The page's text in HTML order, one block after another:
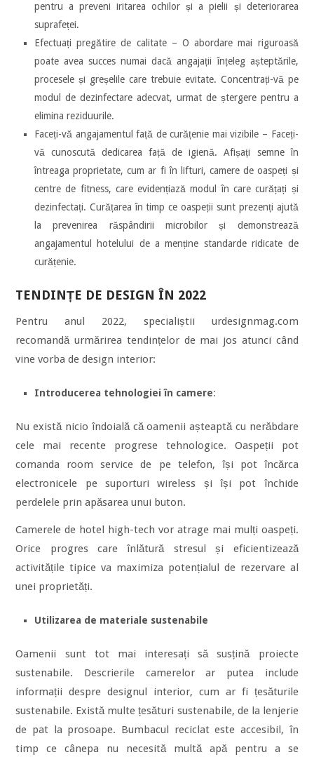
pentru a preveni iritarea ochilor și a pielii și deteriorarea
suprafeței.
Efectuați pregătire de calitate – O abordare mai riguroasă
poate avea succes numai dacă angajații înțeleg așteptările,
procesele și greșelile care trebuie evitate. Concentrați-vă pe
modul de dezinfectare adecvat, urmat de ștergere pentru a
elimina reziduurile.
Faceți-vă angajamentul față de curățenie mai vizibile – Faceți-
vă cunoscută dedicarea față de igienă. Afișați semne în
întreaga proprietate, cum ar fi în lifturi, camere de oaspeți și
centre de fitness, care evidențiază modul în care curățați și
dezinfectați. Curățarea în timp ce oaspeții sunt prezenți ajută
la prevenirea răspândirii microbilor și demonstrează
angajamentul hotelului de a menține standarde ridicate de
curățenie.
TENDINȚE DE DESIGN ÎN 2022
Pentru anul 2022, specialiștii urdesignmag.com
recomandă urmărirea tendințelor de mai jos atunci când
vine vorba de design interior:
Introducerea tehnologiei în camere:
Nu există nicio îndoială că oamenii așteaptă cu nerăbdare
cele mai recente progrese tehnologice. Oaspeții pot
comanda room service de pe telefon, își pot încărca
electronicele pe suporturi wireless și își pot închide
perdelele prin apăsarea unui buton.
Camerele de hotel high-tech vor atrage mai mulți oaspeți.
Orice progres care înlătură stresul și eficientizează
activitățile tipice va maximiza potențialul de rezervare al
unei proprietăți.
Utilizarea de materiale sustenabile
Oamenii sunt tot mai interesați să susțină proiecte
sustenabile. Descrierile camerelor ar putea include
informații despre designul interior, cum ar fi țesăturile
sustenabile. Există multe țesături sustenabile, de la lenjerie
de pat la prosoape. Bumbacul reciclat este accesibil, în
timp ce cânepa nu necesită multă apă pentru a se